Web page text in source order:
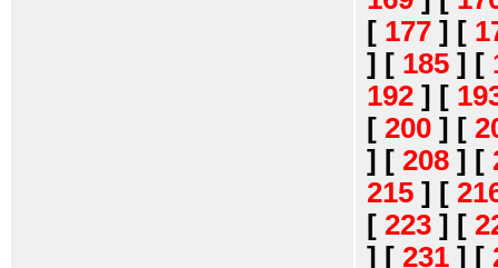
[ 177 ] [
] [ 185 ] [
192 ] [
[ 200 ] [
] [ 208 ] [
215 ] [
[ 223 ] [
] [ 231 ] [